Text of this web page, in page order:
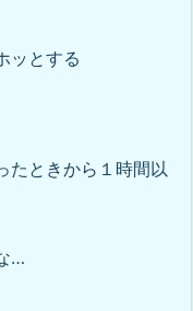
ッとする
たときから１時間以
…